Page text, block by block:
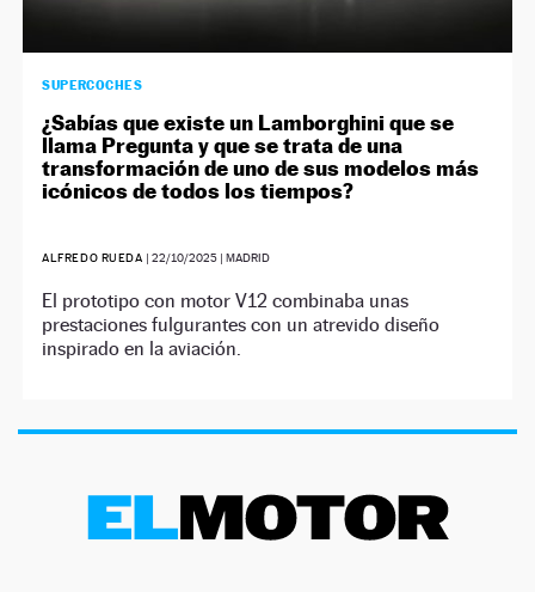
SUPERCOCHES
¿Sabías que existe un Lamborghini que se
llama Pregunta y que se trata de una
transformación de uno de sus modelos más
icónicos de todos los tiempos?
ALFREDO RUEDA | 22/10/2025| MADRID
El prototipo con motor V12 combinaba unas
prestaciones fulgurantes con un atrevido diseño
inspirado en la aviación.